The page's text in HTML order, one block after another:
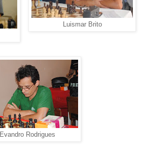
Luismar Brito
Evandro Rodrigues